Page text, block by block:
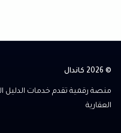
© 2026 كاندال
منصة رقمية تقدم خدمات الدليل
العقارية